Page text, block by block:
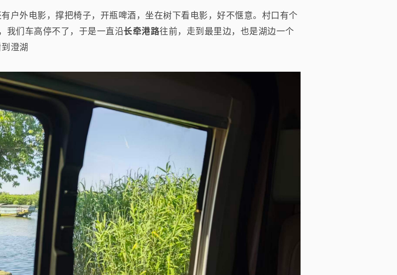
户外电影，撑把椅子，开瓶啤酒，坐在树下看电影，好不惬意。村口有个
我们车高停不了，于是一直沿长牵港路往前，走到最里边，也是湖边一个
澄湖